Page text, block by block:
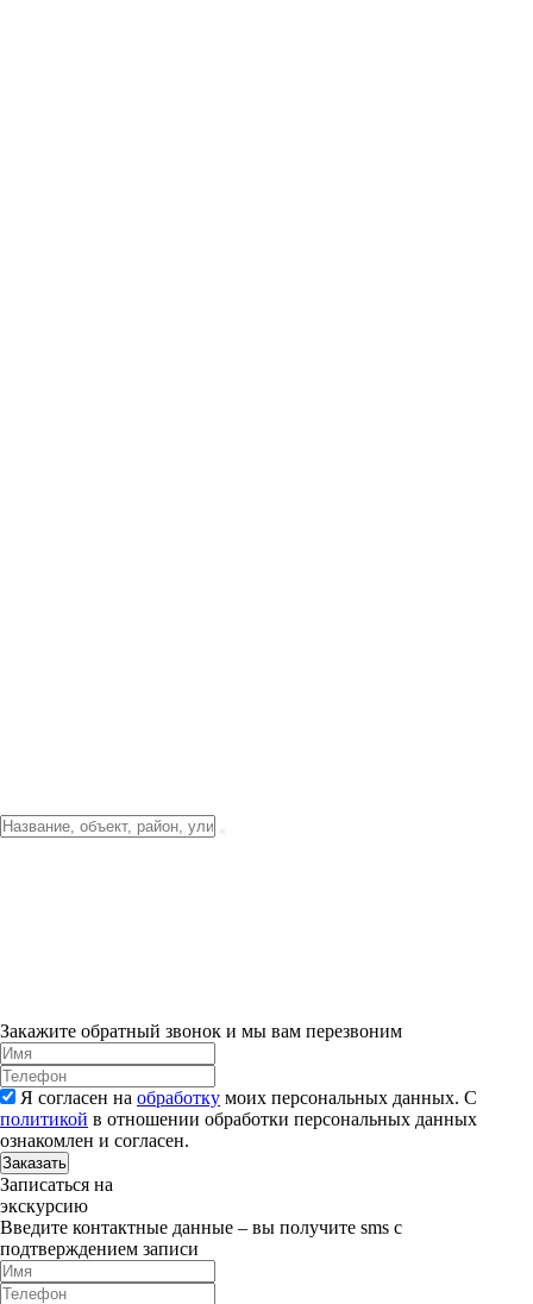
Закажите обратный звонок и мы вам перезвоним
Я согласен на обработку моих персональных данных. С
политикой в отношении обработки персональных данных
ознакомлен и согласен.
Заказать
Записаться на
экскурсию
Введите контактные данные – вы получите sms с
подтверждением записи